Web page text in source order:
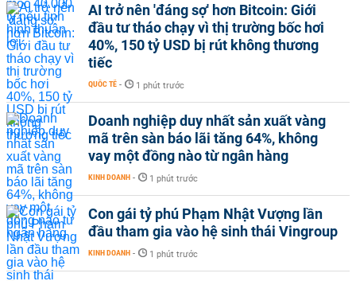
AI trở nên 'đáng sợ' hơn Bitcoin: Giới
đầu tư tháo chạy vì thị trường bốc hơi
40%, 150 tỷ USD bị rút không thương
tiếc
QUỐC TẾ - 1 phút trước
Doanh nghiệp duy nhất sản xuất vàng
mã trên sàn báo lãi tăng 64%, không
vay một đồng nào từ ngân hàng
KINH DOANH - 1 phút trước
Con gái tỷ phú Phạm Nhật Vượng lần
đầu tham gia vào hệ sinh thái Vingroup
KINH DOANH - 1 phút trước